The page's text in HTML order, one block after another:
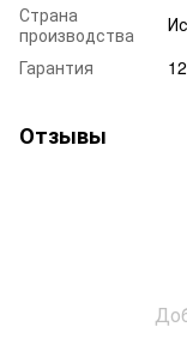
Страна
производства
Гарантия
Отзывы